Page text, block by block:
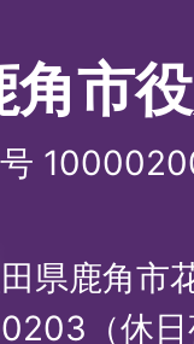
角市
県鹿角市
（休